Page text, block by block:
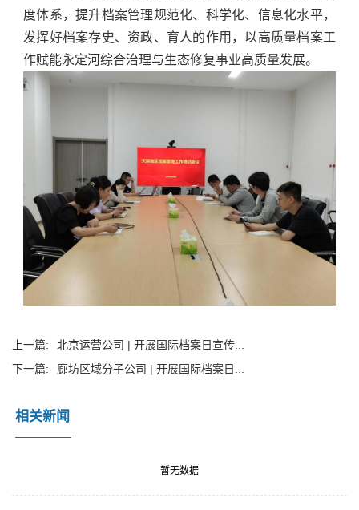
度体系，提升档案管理规范化、科学化、信息化水平，
发挥好档案存史、资政、育人的作用，以高质量档案工
作赋能永定河综合治理与生态修复事业高质量发展。
上一篇:
北京运营公司 | 开展国际档案日宣传...
下一篇:
廊坊区域分子公司 | 开展国际档案日...
相关新闻
暂无数据